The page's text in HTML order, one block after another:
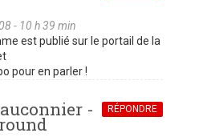
- 10 h 39 min
est publié sur le portail de la
pour en parler !
- RÉPONDRE